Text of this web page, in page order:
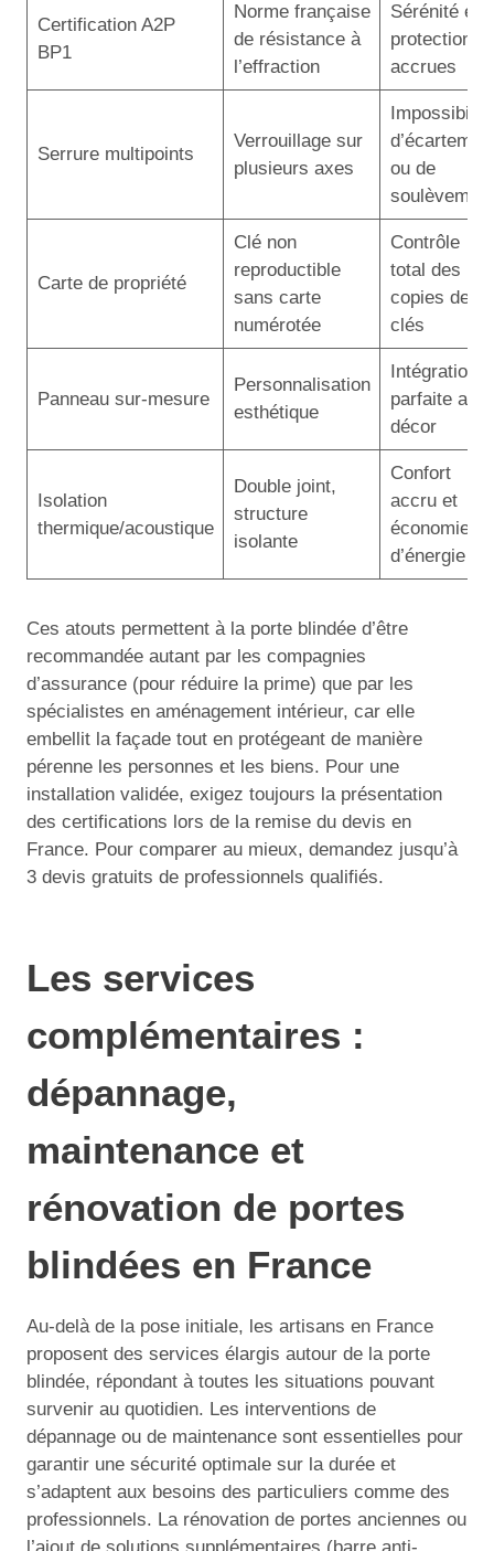
Certification A2P
BP1
Norme française
de résistance à
l’effraction
Sérénité et
protection
accrues
Serrure multipoints
Verrouillage sur
plusieurs axes
Impossibilité
ou de
soulèvement
Carte de propriété
Clé non
reproductible
sans carte
numérotée
Contrôle
total des
copies de
clés
Panneau sur-mesure
Personnalisation
esthétique
Intégration
parfaite au
décor
Isolation
thermique/acoustique
Double joint,
structure
isolante
Confort
accru et
économies
d’énergie
Ces atouts permettent à la porte blindée d’être
recommandée autant par les compagnies
d’assurance (pour réduire la prime) que par les
spécialistes en aménagement intérieur, car elle
embellit la façade tout en protégeant de manière
pérenne les personnes et les biens. Pour une
installation validée, exigez toujours la présentation
des certifications lors de la remise du devis en
France. Pour comparer au mieux, demandez jusqu’à
3 devis gratuits de professionnels qualifiés.
Les services
complémentaires :
dépannage,
maintenance et
rénovation de portes
blindées en France
Au-delà de la pose initiale, les artisans en France
proposent des services élargis autour de la porte
blindée, répondant à toutes les situations pouvant
survenir au quotidien. Les interventions de
dépannage ou de maintenance sont essentielles pour
garantir une sécurité optimale sur la durée et
s’adaptent aux besoins des particuliers comme des
professionnels. La rénovation de portes anciennes ou